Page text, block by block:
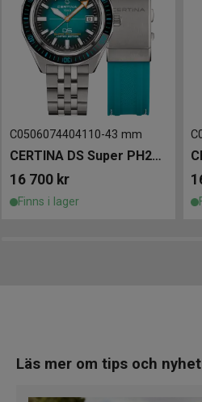
C0506074404110-43 mm
CERTINA DS Super PH2000M 43mm Limited Edition
16 700 kr
Finns i lager
Läs mer om tips och